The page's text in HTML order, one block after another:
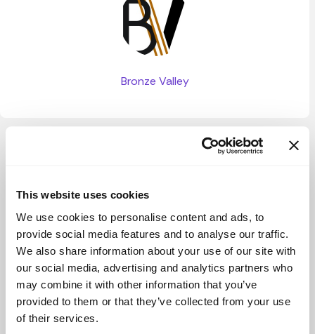
This website uses cookies
We use cookies to personalise content and ads, to
provide social media features and to analyse our traffic.
We also share information about your use of our site with
our social media, advertising and analytics partners who
may combine it with other information that you’ve
provided to them or that they’ve collected from your use
of their services.
Bronze Valley